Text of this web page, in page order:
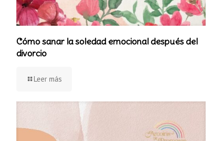
Cómo sanar la soledad emocional después del
divorcio
Leer más